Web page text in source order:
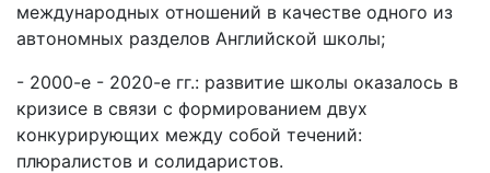
международных отношений в качестве одного из
автономных разделов Английской школы;
- 2000-е - 2020-е гг.: развитие школы оказалось в
кризисе в связи с формированием двух
конкурирующих между собой течений:
плюралистов и солидаристов.